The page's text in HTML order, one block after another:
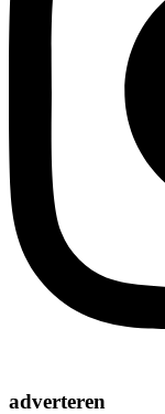
adverteren